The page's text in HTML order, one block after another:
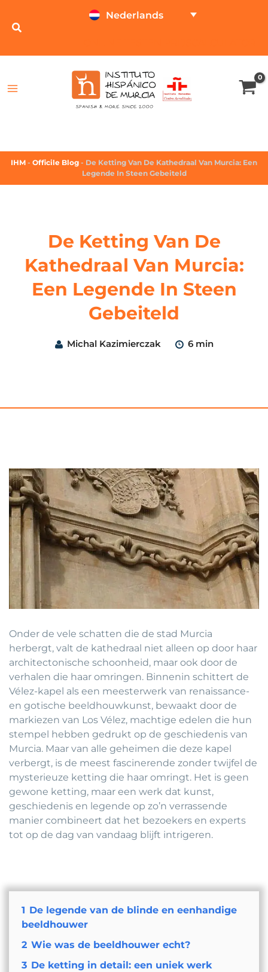
Nederlands
IHM - Officile Blog - De Ketting Van De Kathedraal Van Murcia: Een
Legende In Steen Gebeiteld
De Ketting Van De
Kathedraal Van Murcia:
Een Legende In Steen
Gebeiteld
Michal Kazimierczak 6 min
Onder de vele schatten die de stad Murcia
herbergt, valt de kathedraal niet alleen op door haar
architectonische schoonheid, maar ook door de
verhalen die haar omringen. Binnenin schittert de
Vélez-kapel als een meesterwerk van renaissance-
en gotische beeldhouwkunst, bewaakt door de
markiezen van Los Vélez, machtige edelen die hun
stempel hebben gedrukt op de geschiedenis van
Murcia. Maar van alle geheimen die deze kapel
verbergt, is de meest fascinerende zonder twijfel de
mysterieuze ketting die haar omringt. Het is geen
gewone ketting, maar een werk dat kunst,
geschiedenis en legende op zo’n verrassende
manier combineert dat het bezoekers en experts
tot op de dag van vandaag blijft intrigeren.
1 De legende van de blinde en eenhandige
beeldhouwer
2 Wie was de beeldhouwer echt?
3 De ketting in detail: een uniek werk